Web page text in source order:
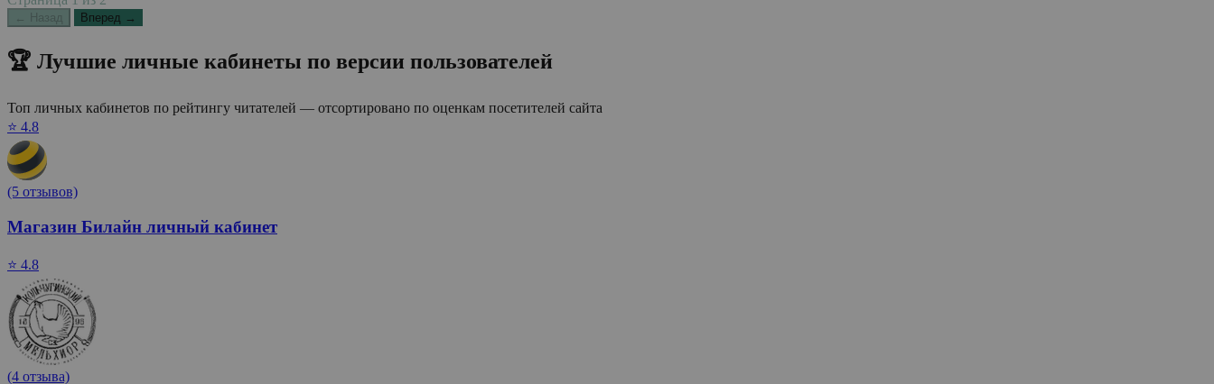
← Назад Вперед →
🏆 Лучшие личные кабинеты по версии пользователей
Топ личных кабинетов по рейтингу читателей — отсортировано по оценкам посетителей сайта
⭐ 4.8
(5 отзывов)
Магазин Билайн личный кабинет
⭐ 4.8
(4 отзыва)